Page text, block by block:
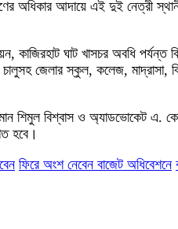
অধিকার আদায়ে এই দুই নেত্রী
কাজিরহাট ঘাট খাসচর অবধি
চালুসহ জেলার স্কুল, কলেজ,
শিমুল বিশ্বাস ও অ্যাডভোকেট এ.
হবে।
ফিরে অংশ নেবেন বাজেট অধিবেশনে